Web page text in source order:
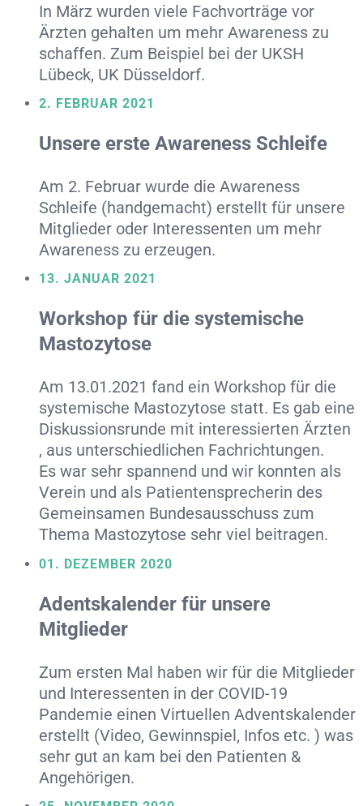
In März wurden viele Fachvorträge vor
Ärzten gehalten um mehr Awareness zu
schaffen. Zum Beispiel bei der UKSH
Lübeck, UK Düsseldorf.
2. FEBRUAR 2021
Unsere erste Awareness Schleife
Am 2. Februar wurde die Awareness
Schleife (handgemacht) erstellt für unsere
Mitglieder oder Interessenten um mehr
Awareness zu erzeugen.
13. JANUAR 2021
Workshop für die systemische
Mastozytose
Am 13.01.2021 fand ein Workshop für die
systemische Mastozytose statt. Es gab eine
Diskussionsrunde mit interessierten Ärzten
, aus unterschiedlichen Fachrichtungen.
Es war sehr spannend und wir konnten als
Verein und als Patientensprecherin des
Gemeinsamen Bundesausschuss zum
Thema Mastozytose sehr viel beitragen.
01. DEZEMBER 2020
Adentskalender für unsere
Mitglieder
Zum ersten Mal haben wir für die Mitglieder
und Interessenten in der COVID-19
Pandemie einen Virtuellen Adventskalender
erstellt (Video, Gewinnspiel, Infos etc. ) was
sehr gut an kam bei den Patienten &
Angehörigen.